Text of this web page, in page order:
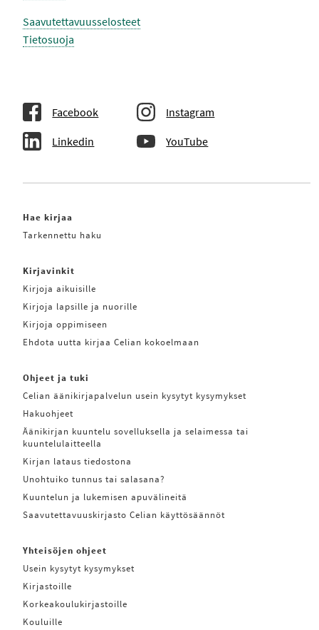
Saavutettavuusselosteet
Tietosuoja
Facebook Instagram
Linkedin YouTube
Hae kirjaa
Tarkennettu haku
Kirjavinkit
Kirjoja aikuisille
Kirjoja lapsille ja nuorille
Kirjoja oppimiseen
Ehdota uutta kirjaa Celian kokoelmaan
Ohjeet ja tuki
Celian äänikirjapalvelun usein kysytyt kysymykset
Hakuohjeet
Äänikirjan kuuntelu sovelluksella ja selaimessa tai
kuuntelulaitteella
Kirjan lataus tiedostona
Unohtuiko tunnus tai salasana?
Kuuntelun ja lukemisen apuvälineitä
Saavutettavuuskirjasto Celian käyttösäännöt
Yhteisöjen ohjeet
Usein kysytyt kysymykset
Kirjastoille
Korkeakoulukirjastoille
Kouluille